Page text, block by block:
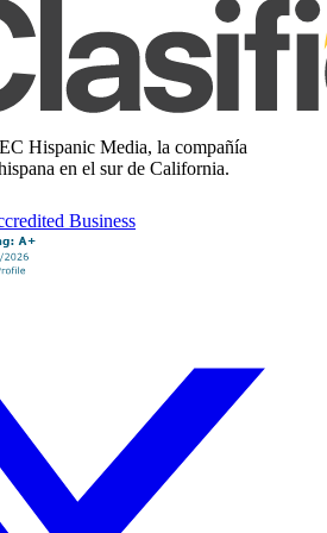
Hispanic Media, la compañía
en el sur de California.
Business